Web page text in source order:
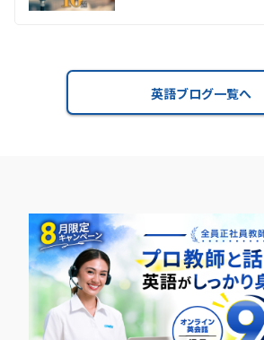
英語ブログ一覧へ